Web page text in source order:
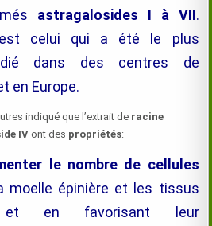
astragalosides I à VII.
est celui qui a été le plus
dans des centres de
en Europe.
indiqué que l’extrait de racine
IV ont des propriétés:
le nombre de cellules
moelle épinière et les tissus
et en favorisant leur